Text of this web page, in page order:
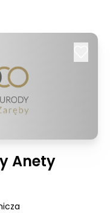
Anety